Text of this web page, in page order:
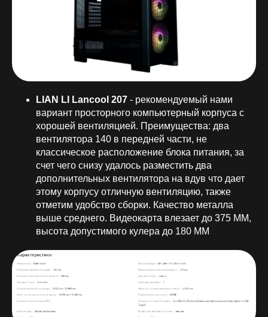
LIAN LI Lancool 207 - рекомендуемый нами
вариант просторного компьютерный корпуса с
хорошей вентиляцией. Преимущества: два
вентилятора 140 в передней части, не
классическое расположение блока питания, за
счет чего снизу удалось разместить два
дополнительных вентилятора на вдув что дает
этому корпусу отличную вентиляцию, также
отметим удобство сборки. Качество металла
выше среднего. Видеокарта влезает до 375 ММ,
высота допустимого кулера до 180 ММ